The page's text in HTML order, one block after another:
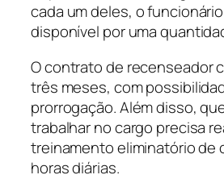
cada um deles, o
disponível por uma
O contrato de recenseador
três meses, com
prorrogação. Além disso,
trabalhar no cargo precisa
treinamento eliminatório de
horas diárias.